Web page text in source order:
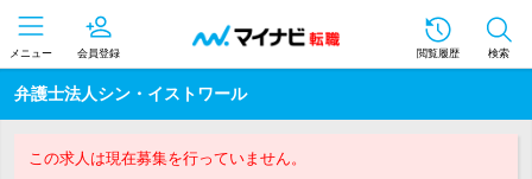
メニュー 会員登録 閲覧履歴 検索
弁護士法人シン・イストワール
この求人は現在募集を行っていません。